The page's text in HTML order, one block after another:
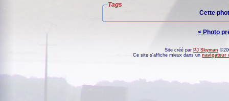
Tags
Cette
< Photo
Site créé par PJ Skyman
Ce site s'affiche mieux dans unnavigateur